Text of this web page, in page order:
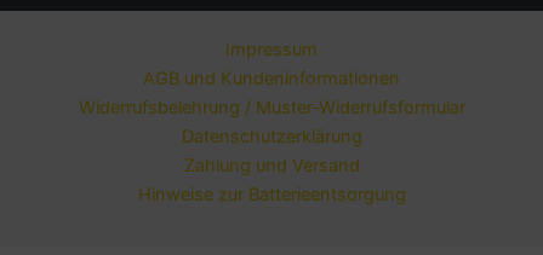
Impressum
AGB und Kundeninformationen
Widerrufsbelehrung / Muster-Widerrufsformular
Datenschutzerklärung
Zahlung und Versand
Hinweise zur Batterieentsorgung